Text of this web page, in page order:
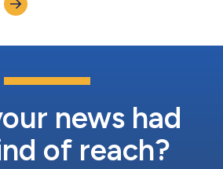
las empresas de medios de
ligas deportivas y...
news had
of reach?